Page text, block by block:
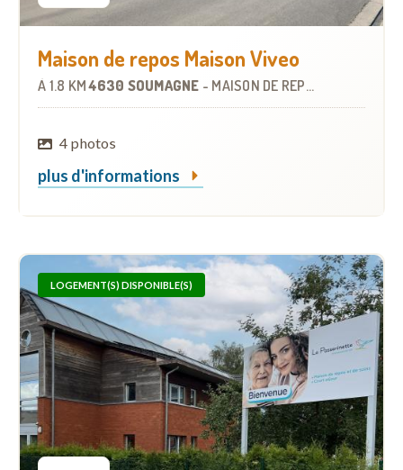
Maison de repos Maison Viveo
À 1.8 KM 4630 SOUMAGNE - MAISON DE REPOS
4 photos
plus d'informations
LOGEMENT(S) DISPONIBLE(S)